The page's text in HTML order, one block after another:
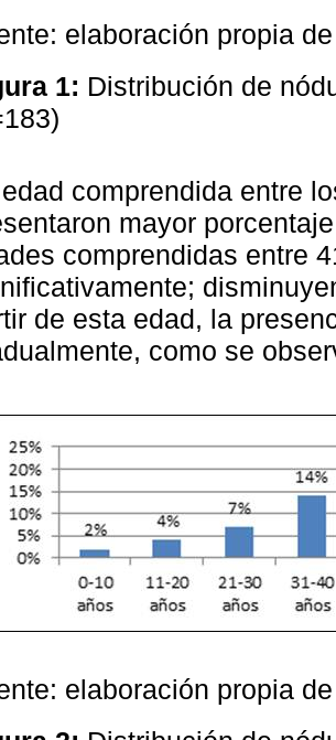
elaboración propia
1: Distribución de
comprendida entre
mayor
comprendidas entre
de esta edad, la
como se
elaboración propia